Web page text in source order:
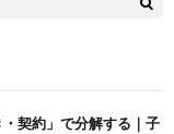
契約」で分解する｜子